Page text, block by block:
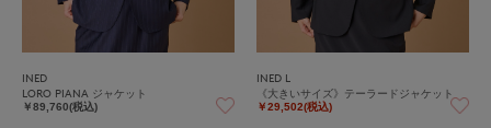
INED
LORO PIANA ジャケット
￥89,760(税込)
INED L
《大きいサイズ》テーラードジャケット
￥29,502(税込)